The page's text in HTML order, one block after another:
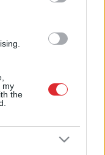
my
the
kas, tā visi ir
– algu
tāda, lai būtu